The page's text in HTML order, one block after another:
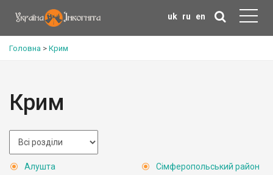
uk ru en
Головна > Крим
Крим
Алушта
Сімферопольський район